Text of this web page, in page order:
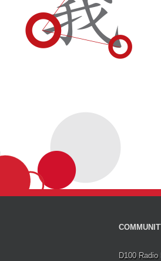
D100